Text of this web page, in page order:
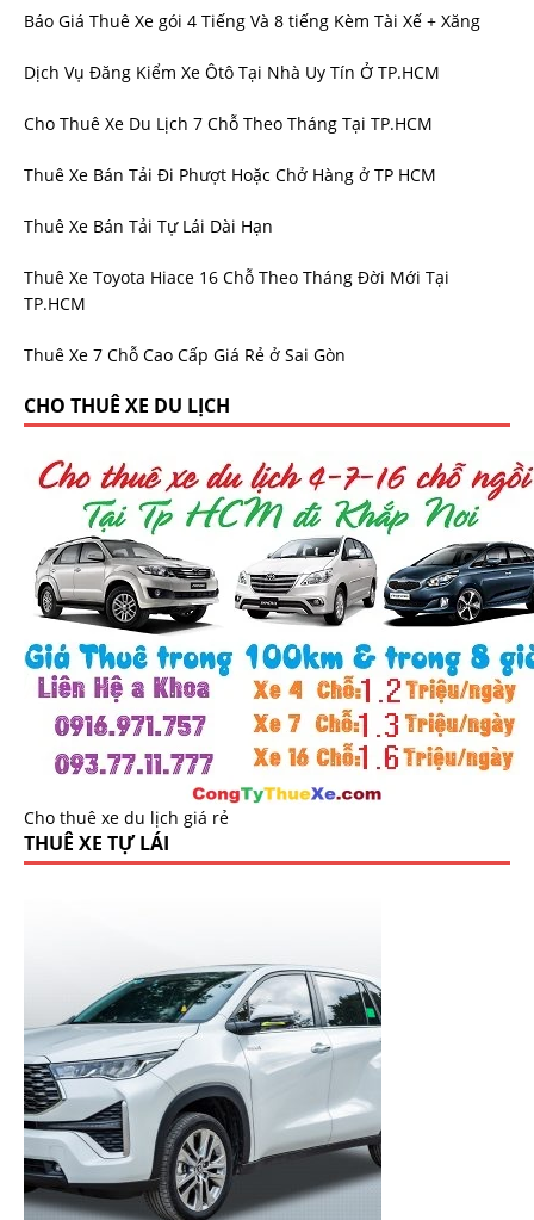
Báo Giá Thuê Xe gói 4 Tiếng Và 8 tiếng Kèm Tài Xế + Xăng
Dịch Vụ Đăng Kiểm Xe Ôtô Tại Nhà Uy Tín Ở TP.HCM
Cho Thuê Xe Du Lịch 7 Chỗ Theo Tháng Tại TP.HCM
Thuê Xe Bán Tải Đi Phượt Hoặc Chở Hàng ở TP HCM
Thuê Xe Bán Tải Tự Lái Dài Hạn
Thuê Xe Toyota Hiace 16 Chỗ Theo Tháng Đời Mới Tại
TP.HCM
Thuê Xe 7 Chỗ Cao Cấp Giá Rẻ ở Sai Gòn
CHO THUÊ XE DU LỊCH
Cho thuê xe du lịch giá rẻ
THUÊ XE TỰ LÁI